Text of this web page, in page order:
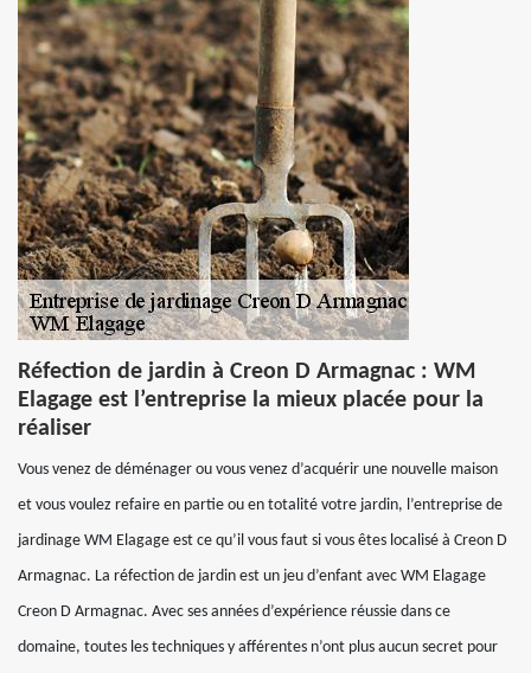
Réfection de jardin à Creon D Armagnac : WM
Elagage est l’entreprise la mieux placée pour la
réaliser
Vous venez de déménager ou vous venez d’acquérir une nouvelle maison
et vous voulez refaire en partie ou en totalité votre jardin, l’entreprise de
jardinage WM Elagage est ce qu’il vous faut si vous êtes localisé à Creon D
Armagnac. La réfection de jardin est un jeu d’enfant avec WM Elagage
Creon D Armagnac. Avec ses années d’expérience réussie dans ce
domaine, toutes les techniques y afférentes n’ont plus aucun secret pour